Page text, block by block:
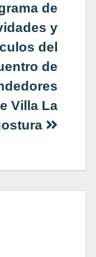
de
y
del
de
Villa La